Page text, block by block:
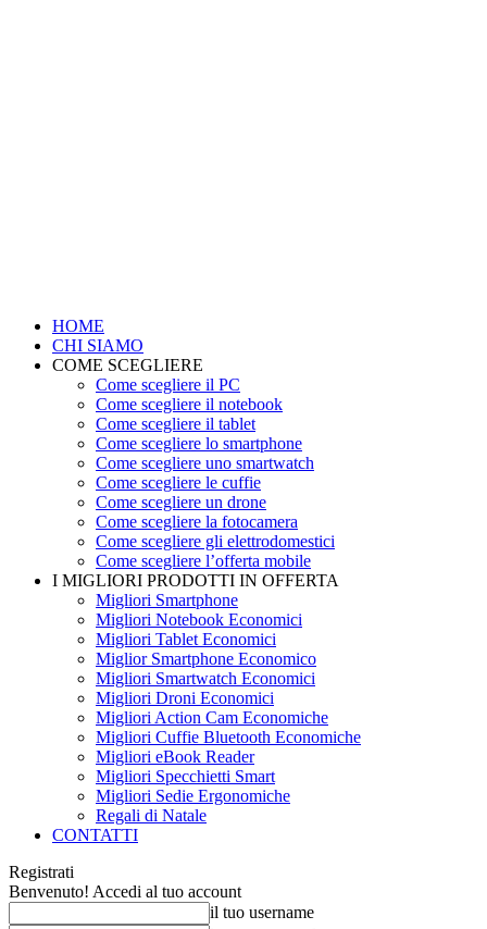
HOME
CHI SIAMO
COME SCEGLIERE
Come scegliere il PC
Come scegliere il notebook
Come scegliere il tablet
Come scegliere lo smartphone
Come scegliere uno smartwatch
Come scegliere le cuffie
Come scegliere un drone
Come scegliere la fotocamera
Come scegliere gli elettrodomestici
Come scegliere l’offerta mobile
I MIGLIORI PRODOTTI IN OFFERTA
Migliori Smartphone
Migliori Notebook Economici
Migliori Tablet Economici
Miglior Smartphone Economico
Migliori Smartwatch Economici
Migliori Droni Economici
Migliori Action Cam Economiche
Migliori Cuffie Bluetooth Economiche
Migliori eBook Reader
Migliori Specchietti Smart
Migliori Sedie Ergonomiche
Regali di Natale
CONTATTI
Registrati
Benvenuto! Accedi al tuo account
il tuo username